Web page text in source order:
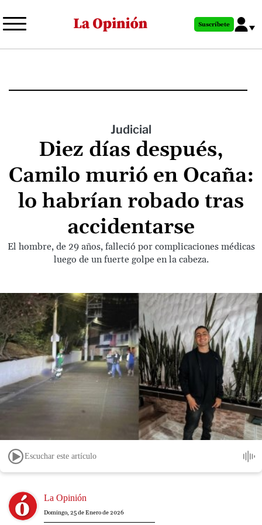
al
principal
Suscríbete
Judicial
Diez días después,
Camilo murió en Ocaña:
lo habrían robado tras
accidentarse
El hombre, de 29 años, falleció por complicaciones médicas
luego de un fuerte golpe en la cabeza.
Escuchar este artículo
Image La Opinión
Domingo, 25 de Enero de 2026